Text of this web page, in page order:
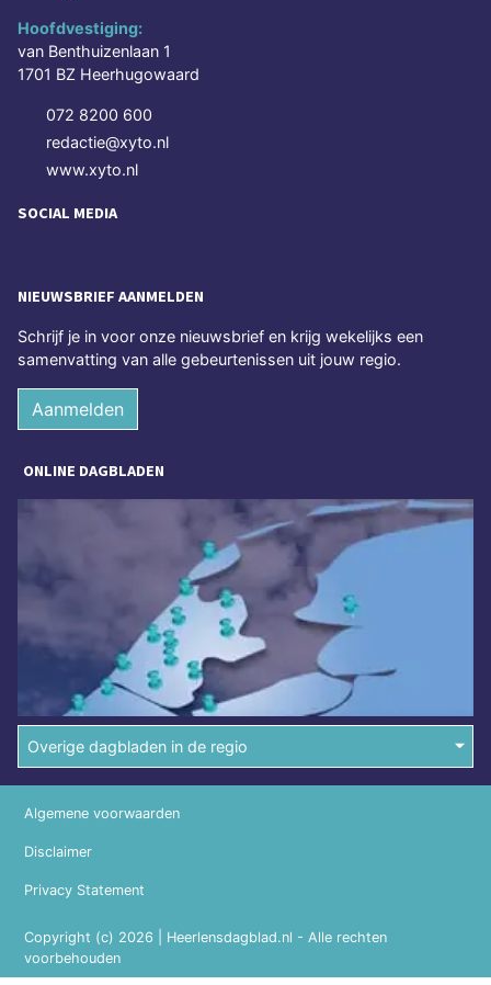
Hoofdvestiging:
van Benthuizenlaan 1
1701 BZ Heerhugowaard
072 8200 600
redactie@xyto.nl
www.xyto.nl
SOCIAL MEDIA
NIEUWSBRIEF AANMELDEN
Schrijf je in voor onze nieuwsbrief en krijg wekelijks een
samenvatting van alle gebeurtenissen uit jouw regio.
Aanmelden
ONLINE DAGBLADEN
Overige dagbladen in de regio
Copyright (c) 2026 | Heerlensdagblad.nl - Alle rechten
voorbehouden
Algemene voorwaarden
Disclaimer
Privacy Statement